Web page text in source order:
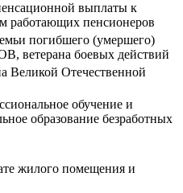
выплаты к
работающих пенсионеров
погибшего (умершего)
ветерана боевых действий
Великой Отечественной
обучение и
образование безработных
жилого помещения и